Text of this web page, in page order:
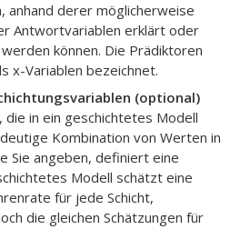
anhand derer möglicherweise
Antwortvariablen erklärt oder
können. Die Prädiktoren
x-Variablen bezeichnet.
(optional)
die in ein geschichtetes Modell
Kombination von Werten in
Sie angeben, definiert eine
Modell schätzt eine
für jede Schicht,
die gleichen Schätzungen für